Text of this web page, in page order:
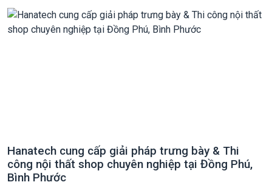
kèm chính […]
Hanatech cung cấp giải pháp trưng bày & Thi
công nội thất shop chuyên nghiệp tại Đồng Phú,
Bình Phước